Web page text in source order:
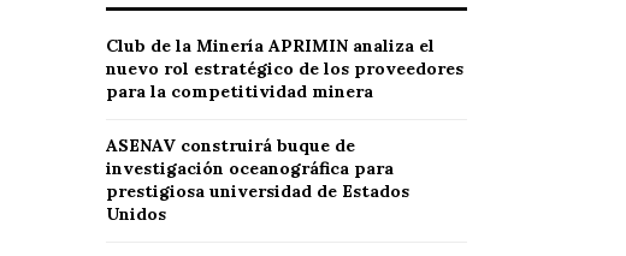
Club de la Minería APRIMIN analiza el
nuevo rol estratégico de los proveedores
para la competitividad minera
ASENAV construirá buque de
investigación oceanográfica para
prestigiosa universidad de Estados
Unidos